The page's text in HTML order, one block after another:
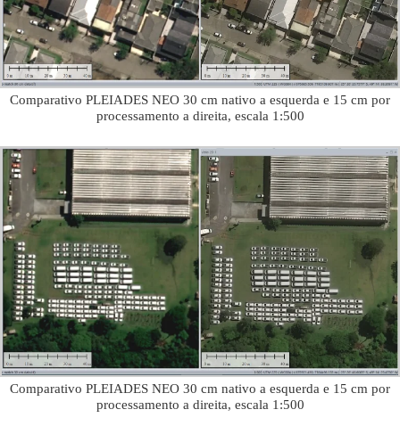
Comparativo PLEIADES NEO 30 cm nativo a esquerda e 15 cm por
processamento a direita, escala 1:500
Comparativo PLEIADES NEO 30 cm nativo a esquerda e 15 cm por
processamento a direita, escala 1:500